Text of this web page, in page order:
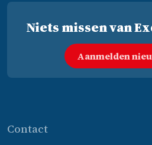
Niets missen van
Aanmelden
Contact